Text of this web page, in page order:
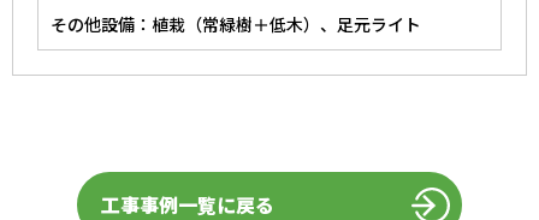
その他設備：植栽（常緑樹＋低木）、足元ライト
工事事例一覧に戻る